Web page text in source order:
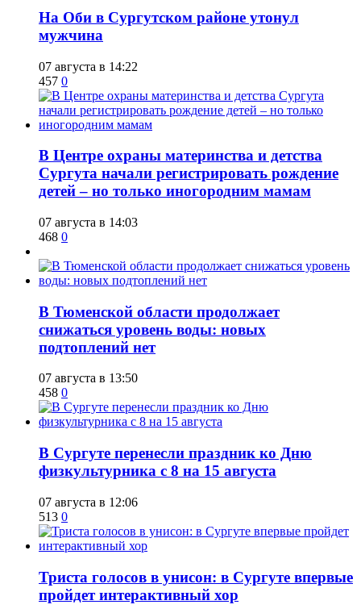
​На Оби в Сургутском районе утонул
мужчина
07 августа в 14:22
457 0
​В Центре охраны материнства и детства
Сургута начали регистрировать рождение
детей – но только иногородним мамам
07 августа в 14:03
468 0
​В Тюменской области продолжает
снижаться уровень воды: новых
подтоплений нет
07 августа в 13:50
458 0
​В Сургуте перенесли праздник ко Дню
физкультурника с 8 на 15 августа
07 августа в 12:06
513 0
​Триста голосов в унисон: в Сургуте впервые
пройдет интерактивный хор